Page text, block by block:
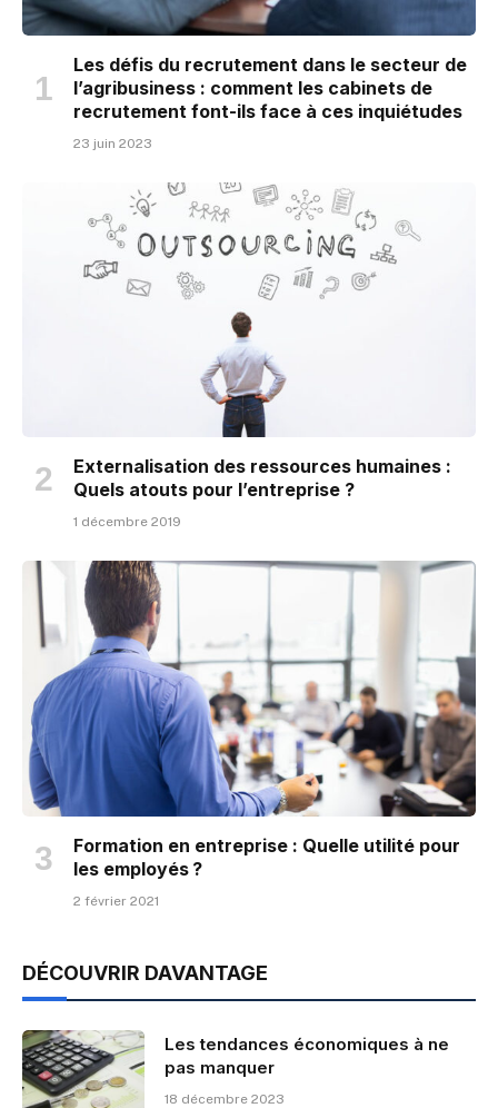
Les défis du recrutement dans le secteur de
l’agribusiness : comment les cabinets de
recrutement font-ils face à ces inquiétudes
23 juin 2023
Externalisation des ressources humaines :
Quels atouts pour l’entreprise ?
1 décembre 2019
Formation en entreprise : Quelle utilité pour
les employés ?
2 février 2021
DÉCOUVRIR DAVANTAGE
Les tendances économiques à ne
pas manquer
18 décembre 2023